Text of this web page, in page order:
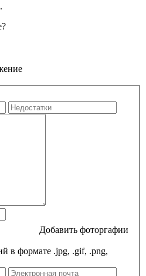
Добавить фоторгафии
в формате .jpg, .gif, .png,